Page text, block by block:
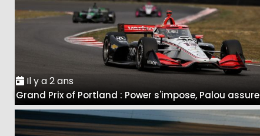
Il y a 2 ans
Grand Prix of Portland : Power s'impose, Palou assure